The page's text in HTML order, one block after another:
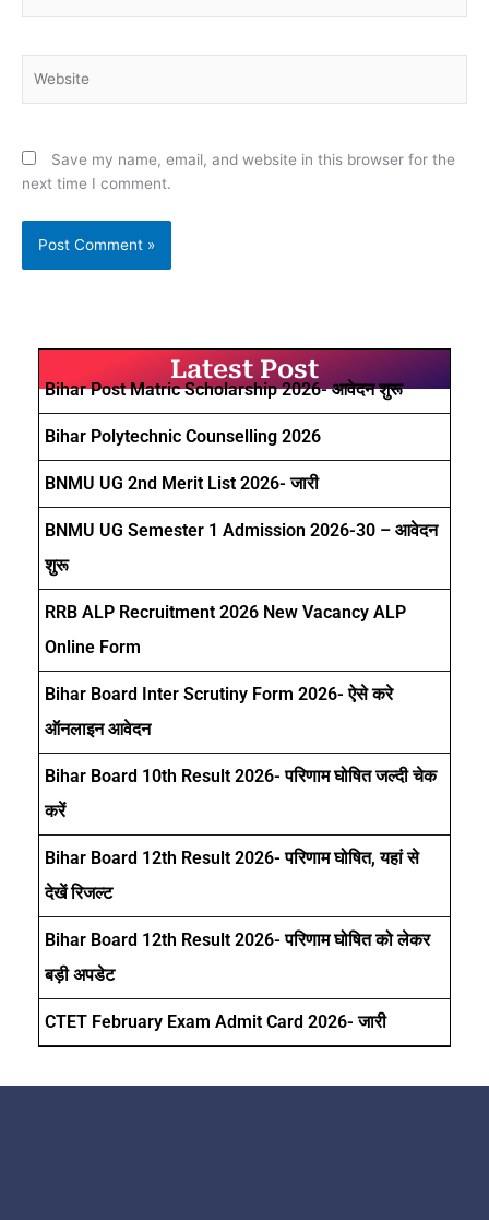
Save my name, email, and website in this browser for the
next time I comment.
Latest Post
Bihar Post Matric Scholarship 2026- आवेदन शुरू
Bihar Polytechnic Counselling 2026
BNMU UG 2nd Merit List 2026- जारी
BNMU UG Semester 1 Admission 2026-30 – आवेदन
शुरू
RRB ALP Recruitment 2026 New Vacancy ALP
Online Form
Bihar Board Inter Scrutiny Form 2026- ऐसे करे
ऑनलाइन आवेदन
Bihar Board 10th Result 2026- परिणाम घोषित जल्दी चेक
करें
Bihar Board 12th Result 2026- परिणाम घोषित, यहां से
देखें रिजल्ट
Bihar Board 12th Result 2026- परिणाम घोषित को लेकर
बड़ी अपडेट
CTET February Exam Admit Card 2026- जारी